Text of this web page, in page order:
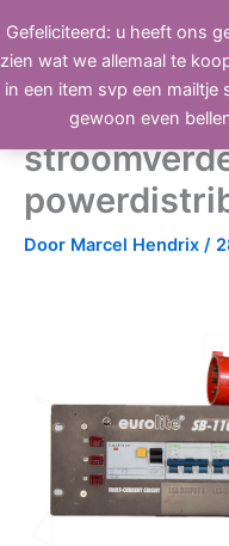
Gefeliciteerd: u heeft ons
zien wat we allemaal te
in een item svp een mailtje
gewoon even
naar
de
inhoud
BEELD,
Eurolite
Door Marcel Hendrix /